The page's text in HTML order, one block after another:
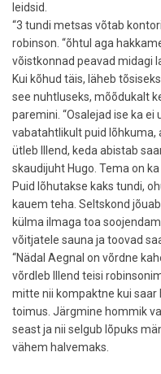
leidsid.
“3 tundi metsas võtab
robinson. “õhtul aga
võistkonnad peavad midagi
Kui kõhud täis, läheb
see nuhtluseks, mõõdukalt
paremini. “Osalejad ise ka
vabatahtlikult puid lõhkuma,
ütleb Illend, keda abistab
skaudijuht Hugo. Tema on
Puid lõhutakse kaks tundi,
kauem teha. Seltskond
külma ilmaga toa
võitjatele sauna ja toovad
“Nädal Aegnal on võrdne
võrdleb Illend teisi
mitte nii kompaktne kui saar
toimus. Järgmine hommik
seast ja nii selgub lõpuks
vähem halvemaks.